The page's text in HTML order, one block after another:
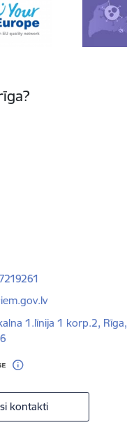
1.līnija 1 korp.2, Rīga,
kontakti